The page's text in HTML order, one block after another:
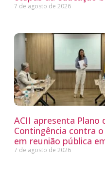
7 de agosto de 2026
ACII apresenta Plano
Contingência contra
em reunião pública
7 de agosto de 2026